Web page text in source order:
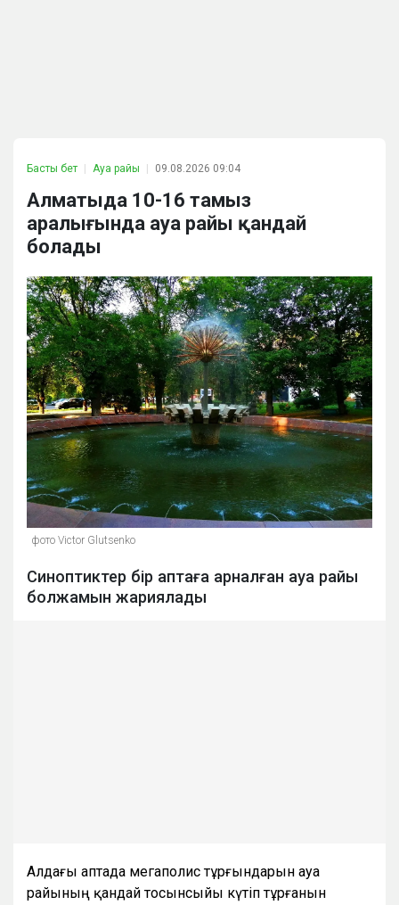
Басты бет Ауа райы 09.08.2026 09:04
Алматыда 10-16 тамыз
аралығында ауа райы қандай
болады
фото Victor Glutsenko
Синоптиктер бір аптаға арналған ауа райы
болжамын жариялады
Алдағы аптада мегаполис тұрғындарын ауа
райының қандай тосынсыйы күтіп тұрғанын